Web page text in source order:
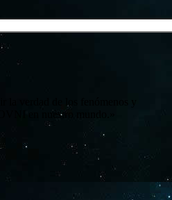
la verdad de los fenómenos y
en nuestro mundo.»